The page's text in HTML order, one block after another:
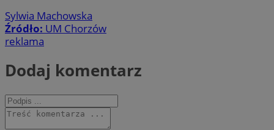
Sylwia Machowska
Źródło: UM Chorzów
reklama
Dodaj komentarz